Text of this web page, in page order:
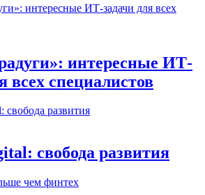
интересные ИТ-
всех специалистов
свобода развития